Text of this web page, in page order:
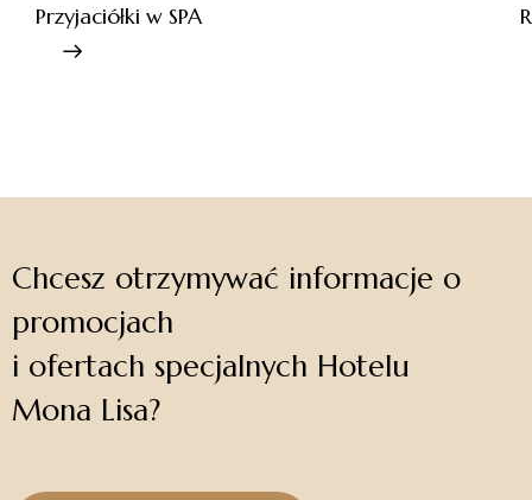
Przyjaciółki w SPA
Chcesz otrzymywać informacje o
promocjach
i ofertach specjalnych Hotelu
Mona Lisa?